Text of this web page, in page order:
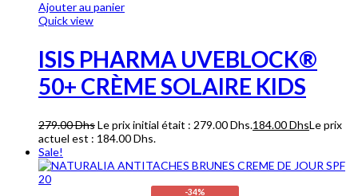
Ajouter au panier
Quick view
ISIS PHARMA UVEBLOCK®
50+ CRÈME SOLAIRE KIDS
279.00DhsLe prix initial était : 279.00 Dhs.184.00DhsLe prix
actuel est : 184.00 Dhs.
Sale!
-34%